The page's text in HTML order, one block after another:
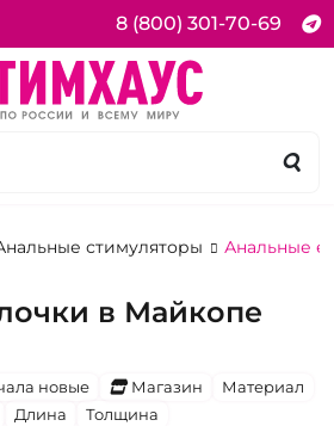
8 (800) 301-70-69
стимуляторы Анальные
в Майкопе
новые Магазин
Материал
Длина Толщина